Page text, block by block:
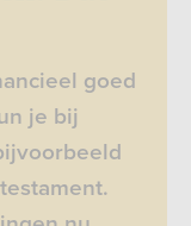
goed
je bij